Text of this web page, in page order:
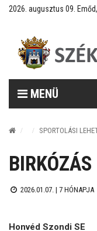
2026. augusztus 09.
MENÜ
SPORTOLÁSI
BIRKÓZÁS
2026.01.07. | 7 HÓNAPJA
Honvéd Szondi SE